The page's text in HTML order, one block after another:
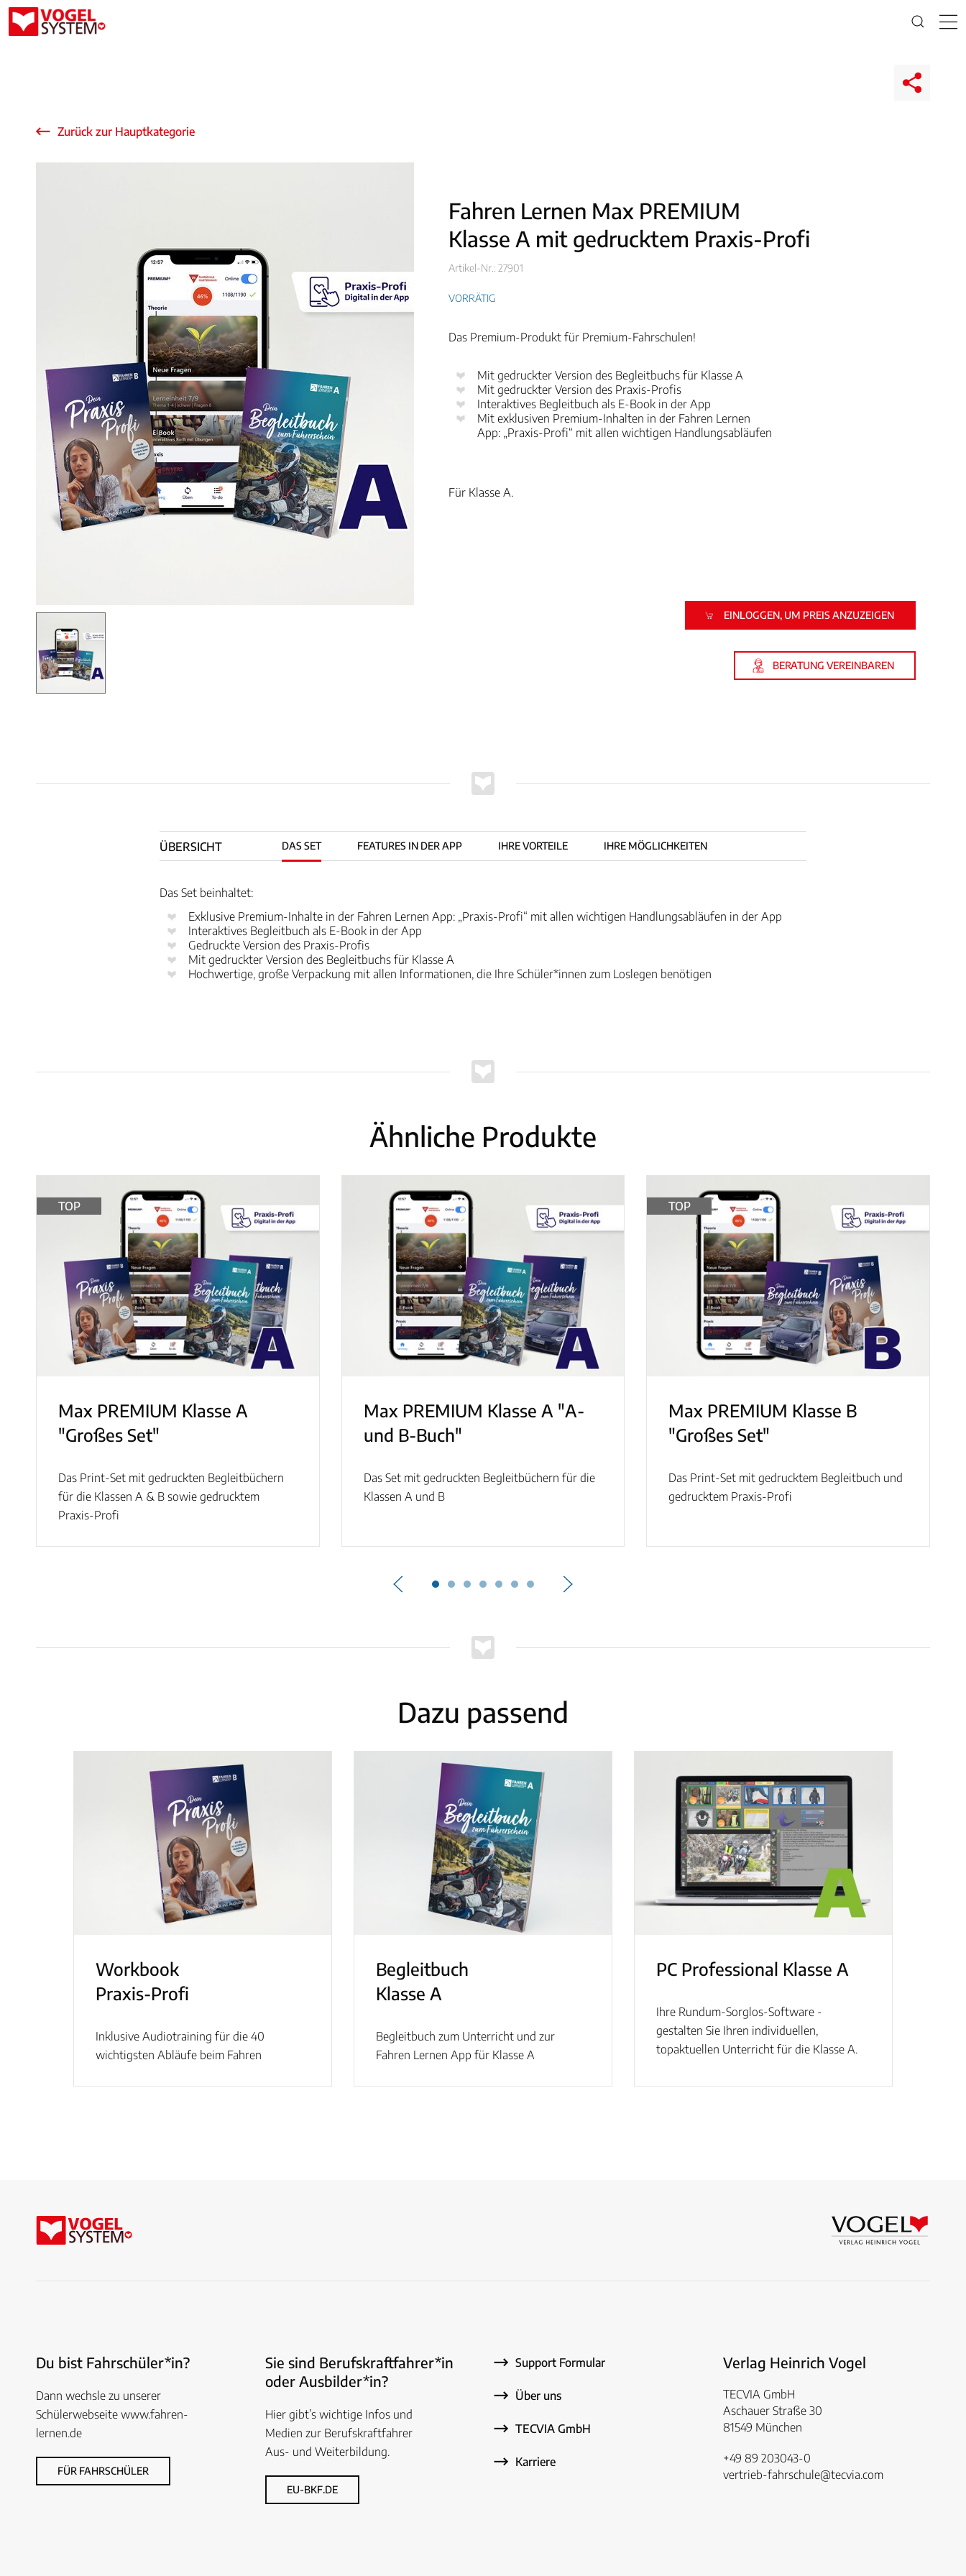
Zurück zur Hauptkategorie
Fahren Lernen Max PREMIUM
Klasse A mit gedrucktem Praxis-Profi
Artikel-Nr.: 27901
VORRÄTIG
Das Premium-Produkt für Premium-Fahrschulen!
Mit gedruckter Version des Begleitbuchs für Klasse A
Mit gedruckter Version des Praxis-Profis
Interaktives Begleitbuch als E-Book in der App
Mit exklusiven Premium-Inhalten in der Fahren Lernen
App: „Praxis-Profi“ mit allen wichtigen Handlungsabläufen
Für Klasse A.
EINLOGGEN, UM PREIS ANZUZEIGEN
BERATUNG VEREINBAREN
ÜBERSICHT DAS SET FEATURES IN DER APP IHRE VORTEILE IHRE MÖGLICHKEITEN
Das Set beinhaltet:
Exklusive Premium-Inhalte in der Fahren Lernen App: „Praxis-Profi“ mit allen wichtigen Handlungsabläufen in der App
Interaktives Begleitbuch als E-Book in der App
Gedruckte Version des Praxis-Profis
Mit gedruckter Version des Begleitbuchs für Klasse A
Hochwertige, große Verpackung mit allen Informationen, die Ihre Schüler*innen zum Loslegen benötigen
Ähnliche Produkte
TOP
Max PREMIUM Klasse A
"Großes Set"
Das Print-Set mit gedruckten Begleitbüchern
für die Klassen A & B sowie gedrucktem
Praxis-Profi
Max PREMIUM Klasse A "A-
und B-Buch"
Das Set mit gedruckten Begleitbüchern für die
Klassen A und B
TOP
Max PREMIUM Klasse B
"Großes Set"
Das Print-Set mit gedrucktem Begleitbuch und
gedrucktem Praxis-Profi
Dazu passend
Workbook
Praxis-Profi
Inklusive Audiotraining für die 40
wichtigsten Abläufe beim Fahren
Begleitbuch
Klasse A
Begleitbuch zum Unterricht und zur
Fahren Lernen App für Klasse A
PC Professional Klasse A
Ihre Rundum-Sorglos-Software -
gestalten Sie Ihren individuellen,
topaktuellen Unterricht für die Klasse A.
Du bist Fahrschüler*in?
Dann wechsle zu unserer
Schülerwebseite www.fahren-
lernen.de
FÜR FAHRSCHÜLER
Sie sind Berufskraftfahrer*in
oder Ausbilder*in?
Hier gibt’s wichtige Infos und
Medien zur Berufskraftfahrer
Aus- und Weiterbildung.
EU-BKF.DE
Support Formular
Über uns
TECVIA GmbH
Karriere
Verlag Heinrich Vogel
TECVIA GmbH
Aschauer Straße 30
81549 München
+49 89 203043-0
vertrieb-fahrschule@tecvia.com